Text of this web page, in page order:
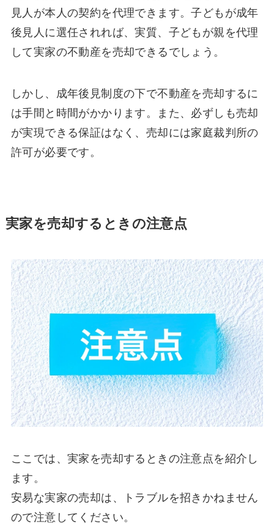
見人が本人の契約を代理できます。子どもが成年
後見人に選任されれば、実質、子どもが親を代理
して実家の不動産を売却できるでしょう。
しかし、成年後見制度の下で不動産を売却するに
は手間と時間がかかります。また、必ずしも売却
が実現できる保証はなく、売却には家庭裁判所の
許可が必要です。
実家を売却するときの注意点
ここでは、実家を売却するときの注意点を紹介し
ます。
安易な実家の売却は、トラブルを招きかねません
ので注意してください。